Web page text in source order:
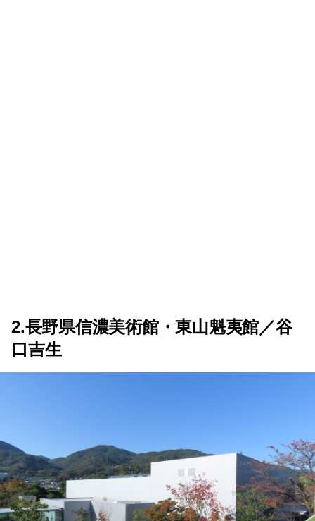
2.長野県信濃美術館・東山魁夷館／谷
口吉生